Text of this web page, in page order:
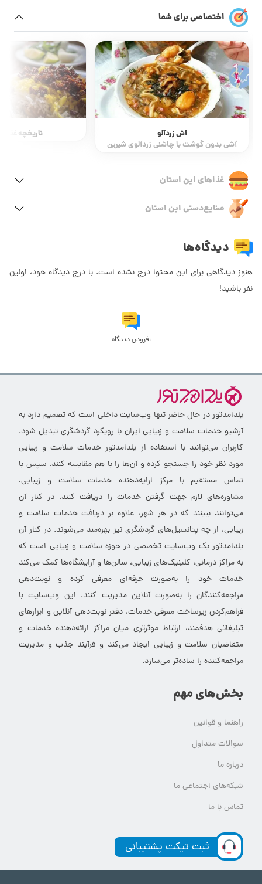
اختصاصی برای شما
تاریخچه غذاهای ایرانی خورشت غوره
غذاهای این استان
صنایع‌دستی این استان
دیدگاه‌ها
هنوز دیدگاهی برای این محتوا درج نشده است. با درج دیدگاه خود، اولین
نفر باشید!
افزودن دیدگاه
یلدامدتور در حال حاضر تنها وب‌سایت داخلی است که تصمیم دارد به
آرشیو خدمات سلامت و زیبایی ایران با رویکرد گردشگری تبدیل شود.
کاربران می‌توانند با استفاده از یلدامدتور خدمات سلامت و زیبایی
مورد نظر خود را جستجو کرده و آن‌ها را با هم مقایسه کنند. سپس با
تماس مستقیم با مرکز ارایه‌دهنده خدمات سلامت و زیبایی،
مشاوره‌های لازم جهت گرفتن خدمات را دریافت کنند. در کنار آن
می‌توانند ببینند که در هر شهر، علاوه بر دریافت خدمات سلامت و
زیبایی، از چه پتانسیل‌های گردشگری نیز بهره‌مند می‌شوند. در کنار آن
یلدامدتور یک وب‌سایت تخصصی در حوزه سلامت و زیبایی است که
به مراکز درمانی، کلینیک‌های زیبایی، سالن‌ها و آرایشگاه‌ها کمک می‌کند
خدمات خود را به‌صورت حرفه‌ای معرفی کرده و نوبت‌دهی
مراجعه‌کنندگان را به‌صورت آنلاین مدیریت کنند. این وب‌سایت با
فراهم‌کردن زیرساخت معرفی خدمات، دفتر نوبت‌دهی آنلاین و ابزارهای
تبلیغاتی هدفمند، ارتباط موثرتری میان مراکز ارائه‌دهنده خدمات و
متقاضیان سلامت و زیبایی ایجاد می‌کند و فرآیند جذب و مدیریت
مراجعه‌کننده را ساده‌تر می‌سازد.
بخش‌های مهم
راهنما و قوانین
سوالات متداول
درباره ما
شبکه‌های اجتماعی ما
تماس با ما
ثبت تیکت پشتیبانی